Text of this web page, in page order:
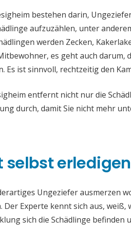
bestehen darin,
aufzuzählen, unter
werden Zecken,
es geht auch darum,
Es ist sinnvoll, rechtzeitig den
entfernt nicht nur die
durch, damit Sie nicht mehr
selbst
Ungeziefer ausmerzen
Experte kennt sich aus,
sich die Schädlinge befinden